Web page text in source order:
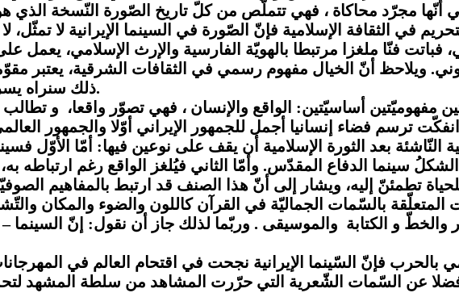
أنّها مجرّد محاكاة ، فهي تتملّص من كلّ تاريخ الصّورة النّسخة
في الثقافة الإسلامية فإنّ الصّورة في السينما الإيرانية لا
فباتت فنّا ملغزا مرتبطا بالهويّة الفارسية والإرث الإسلامي،
ويلاحظ أنّ الخيال مفهوم رسمي في الثقافات الشرقية، يعتبر
ذلك سنراه يسري عميقا في الفنون البصريّة في إيران وخاصّة السينما.
مفهوميّتين أساسيّتين: الواقع والإنسان ، فهي تصوّر واقعا، و تطالب
انفكّت ترسم فضاء إنسانيا أجمل للجمهور الإيراني أوّلا والجمهور
النّاشئة بعد الثورة الإسلامية أن يقف على نوعين فيها: أمّا الأوّل
سينما الدفاع المقدّس. وأمّا الثاني فيُلغز الواقع رغم ارتباطه
تطمئنّ إليه، ويشار إلى أنّ هذا الصنف قد ارتبط بالمفاهيم
بالسّمات الجماليّة في القرآن كاللون والضوء والمكان
والخطّ و الكتابة والموسيقى . وربّما لذلك جاز أن نقول: إنّ